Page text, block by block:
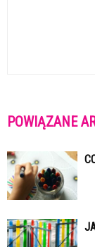
POWIĄZANE